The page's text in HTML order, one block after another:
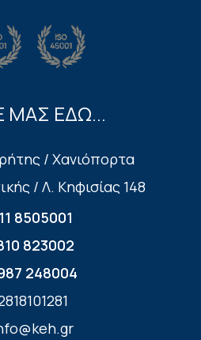
ΜΑΣ ΕΔΩ...
/ Χανιόπορτα
/ Λ. Κηφισίας 148
8505001
823002
248004